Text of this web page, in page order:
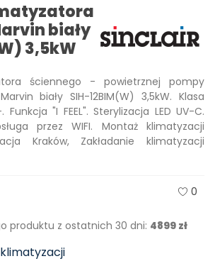
biały
3,5kW
ściennego - powietrznej pompy
biały SIH-12BIM(W) 3,5kW. Klasa
"I FEEL". Sterylizacja LED UV-C.
przez WIFI. Montaż klimatyzacji
Kraków, Zakładanie klimatyzacji
0
produktu z ostatnich 30 dni: 4899 zł